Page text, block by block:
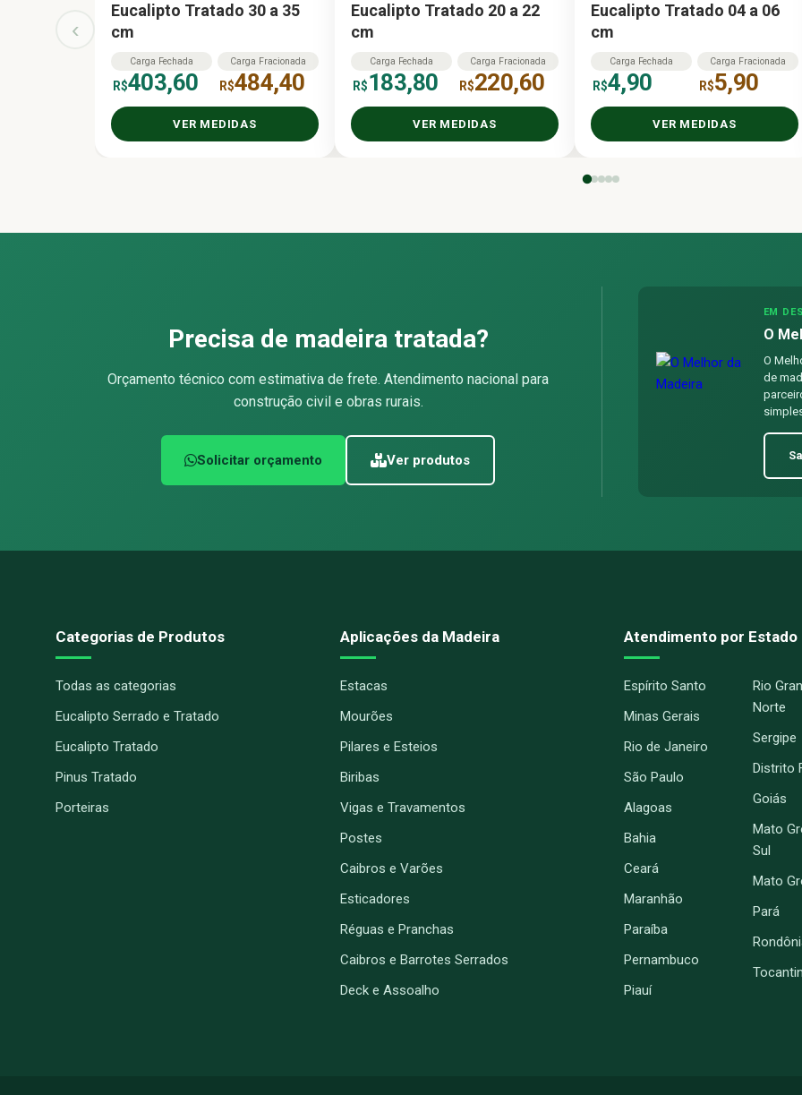
‹
Eucalipto Tratado 30 a 35
cm
Carga Fechada
R$403,60
Carga Fracionada
R$484,40
VER MEDIDAS
Eucalipto Tratado 20 a 22
cm
Carga Fechada
R$183,80
Carga Fracionada
R$220,60
VER MEDIDAS
Eucalipto Tratado 04 a 06
cm
Carga Fechada
R$4,90
Carga Fracionada
R$5,90
VER MEDIDAS
Precisa de madeira tratada?
Orçamento técnico com estimativa de frete. Atendimento nacional para
construção civil e obras rurais.
Solicitar orçamento Ver produtos
EM
O
O
de
Categorias de Produtos
Todas as categorias
Eucalipto Serrado e Tratado
Eucalipto Tratado
Pinus Tratado
Porteiras
Aplicações da Madeira
Estacas
Mourões
Pilares e Esteios
Biribas
Vigas e Travamentos
Postes
Caibros e Varões
Esticadores
Réguas e Pranchas
Caibros e Barrotes Serrados
Deck e Assoalho
Atendimento por Estado
Espírito Santo
Minas Gerais
Rio de Janeiro
São Paulo
Alagoas
Bahia
Ceará
Maranhão
Paraíba
Pernambuco
Piauí
Rio
Norte
Sergipe
Distrito
Goiás
Mato
Sul
Mato
Pará